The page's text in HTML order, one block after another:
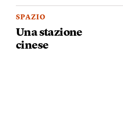
SPAZIO
Una stazione
cinese